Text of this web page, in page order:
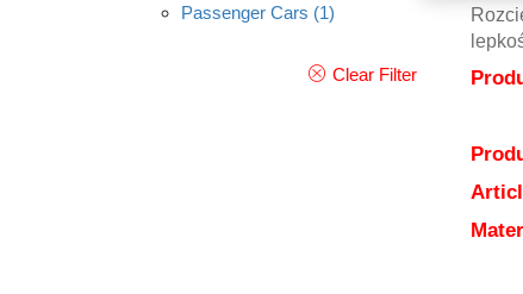
Passenger Cars (1)
Clear Filter